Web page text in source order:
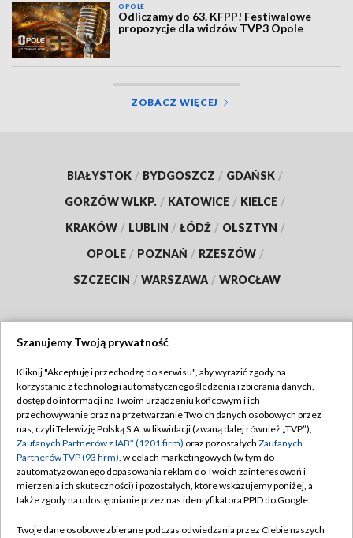
OPOLE
Odliczamy do 63. KFPP! Festiwalowe
propozycje dla widzów TVP3 Opole
ZOBACZ WIĘCEJ
BIAŁYSTOK / BYDGOSZCZ / GDAŃSK /
GORZÓW WLKP. / KATOWICE / KIELCE /
KRAKÓW / LUBLIN / ŁÓDŹ / OLSZTYN /
OPOLE / POZNAŃ / RZESZÓW /
SZCZECIN / WARSZAWA / WROCŁAW
TVP
Abonament TVP
Emisja w TVP
Centrum informacji TVP
Naziemna Telewizja Cyfrowa
Regulamin TVP
Polityka prywatności
Moje zgody
Pomoc
Szanujemy Twoją prywatność
Kliknij "Akceptuję i przechodzę do serwisu", aby wyrazić zgody na
korzystanie z technologii automatycznego śledzenia i zbierania danych,
dostęp do informacji na Twoim urządzeniu końcowym i ich
przechowywanie oraz na przetwarzanie Twoich danych osobowych przez
nas, czyli Telewizję Polską S.A. w likwidacji (zwaną dalej również „TVP”),
Zaufanych Partnerów z IAB* (1201 firm) oraz pozostałych Zaufanych
Partnerów TVP (93 firm), w celach marketingowych (w tym do
zautomatyzowanego dopasowania reklam do Twoich zainteresowań i
mierzenia ich skuteczności) i pozostałych, które wskazujemy poniżej, a
także zgody na udostępnianie przez nas identyfikatora PPID do Google.
Twoje dane osobowe zbierane podczas odwiedzania przez Ciebie naszych